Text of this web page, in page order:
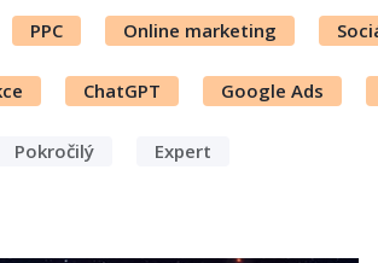
PPC Online marketing
ChatGPT Google Ads
Pokročilý Expert